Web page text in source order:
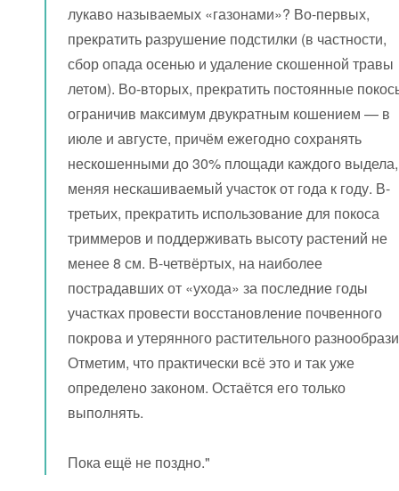
лукаво называемых «газонами»? Во-первых,
прекратить разрушение подстилки (в частности,
сбор опада осенью и удаление скошенной травы
летом). Во-вторых, прекратить постоянные
ограничив максимум двукратным кошением — в
июле и августе, причём ежегодно сохранять
нескошенными до 30% площади каждого выдела,
меняя нескашиваемый участок от года к году. В-
третьих, прекратить использование для покоса
триммеров и поддерживать высоту растений не
менее 8 см. В-четвёртых, на наиболее
пострадавших от «ухода» за последние годы
участках провести восстановление почвенного
покрова и утерянного растительного
Отметим, что практически всё это и так уже
определено законом. Остаётся его только
выполнять.
Пока ещё не поздно."